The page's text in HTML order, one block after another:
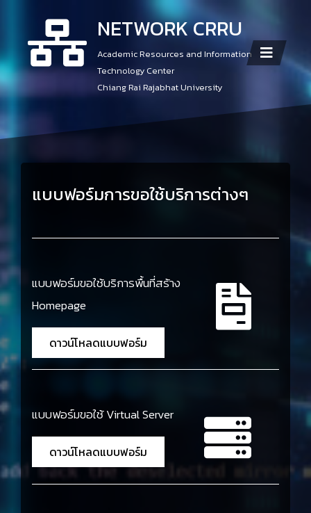
NETWORK CRRU
Academic Resources and Information
Technology Center
Chiang Rai Rajabhat University
แบบฟอร์มการขอใช้บริการต่างๆ
แบบฟอร์มขอใช้บริการพื้นที่สร้าง
Homepage
ดาวน์โหลดแบบฟอร์ม
แบบฟอร์มขอใช้ Virtual Server
ดาวน์โหลดแบบฟอร์ม